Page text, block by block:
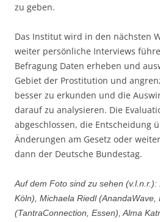
zu geben.
Das Institut wird in den nächsten
weiter persönliche Interviews
Befragung Daten erheben und
Gebiet der Prostitution und
besser zu erkunden und die
darauf zu analysieren. Die
abgeschlossen, die Entscheidung
Änderungen am Gesetz oder
dann der Deutsche Bundestag.
Auf dem Foto sind zu sehen (v.l.n.r.):
Köln), Michaela Riedl
(TantraConnection, Essen), Alma